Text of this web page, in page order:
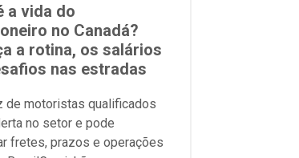
a vida do
no Canadá?
a rotina, os salários
nas estradas
de motoristas qualificados
no setor e pode
fretes, prazos e operações